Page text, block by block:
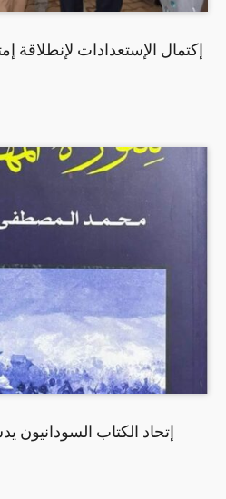
إكتمال الإستعدادات لإنطلاقة
إتحاد الكتاب السودانيون